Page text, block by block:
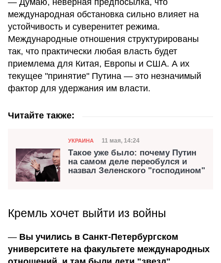
— Думаю, неверная предпосылка, что
международная обстановка сильно влияет на
устойчивость и суверенитет режима.
Международные отношения структурированы
так, что практически любая власть будет
приемлема для Китая, Европы и США. А их
текущее "принятие" Путина — это незначимый
фактор для удержания им власти.
Читайте также:
Категория
УКРАИНА Дата публикации
11 мая, 14:24
Такое уже было: почему Путин
на самом деле переобулся и
назвал Зеленского "господином"
Кремль хочет выйти из войны
— Вы учились в Санкт-Петербургском
университете на факультете международных